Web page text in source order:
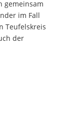
gemeinsam
im Fall
Teufelskreis
der